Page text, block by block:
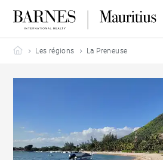
Barnes Mauritius
Les régions La Preneuse